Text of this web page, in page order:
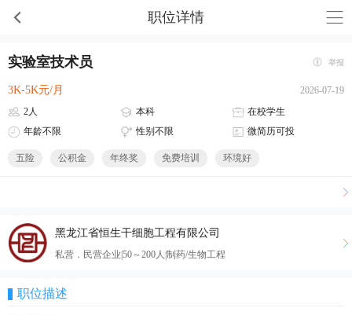
职位详情
实验室技术员 举报
3K-5K元/月
2026-07-19
2人
本科
在校学生
年龄不限
性别不限 微简历可投
五险 公积金 年终奖 免费培训 环境好
黑龙江省恒生干细胞工程有限公司
私营．民营企业|50～200人|制药/生物工程
职位描述